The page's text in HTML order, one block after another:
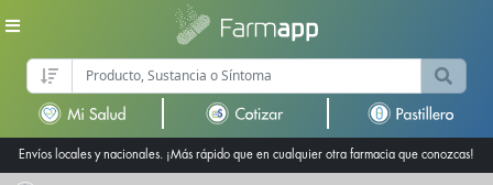
Envíos locales y nacionales. ¡Más rápido que en cualquier otra farmacia que conozcas!